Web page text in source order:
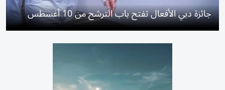
جائزة دبي الأفعال تفتح باب الترشح من 10 أغسطس